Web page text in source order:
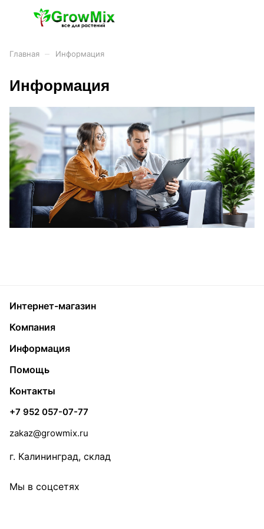
Главная Информация
Информация
Интернет-магазин
Компания
Информация
Помощь
Контакты
+7 952 057-07-77
zakaz@growmix.ru
г. Калининград, склад
Мы в соцсетях